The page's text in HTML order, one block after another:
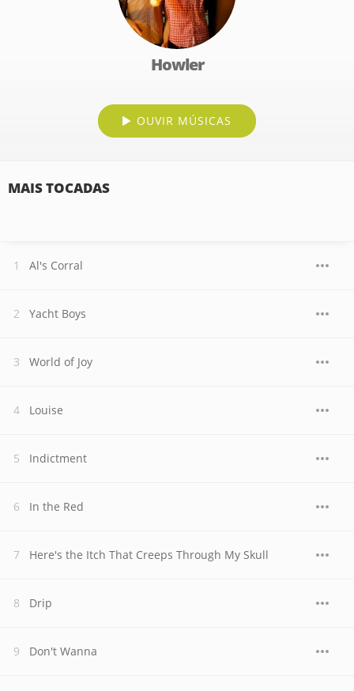
Howler
OUVIR MÚSICAS
MAIS TOCADAS
Al's Corral
Yacht Boys
World of Joy
Louise
Indictment
In the Red
Here's the Itch That Creeps Through My Skull
Drip
Don't Wanna